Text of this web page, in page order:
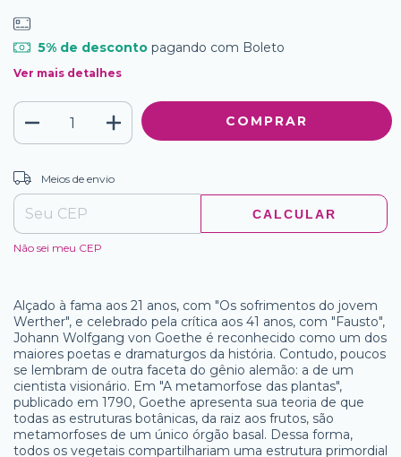
5% de descontopagando com Boleto
Ver mais detalhes
Entregas para o CEP:
Meios de envio
CALCULAR
Não sei meu CEP
Alçado à fama aos 21 anos, com "Os sofrimentos do jovem
Werther", e celebrado pela crítica aos 41 anos, com "Fausto",
Johann Wolfgang von Goethe é reconhecido como um dos
maiores poetas e dramaturgos da história. Contudo, poucos
se lembram de outra faceta do gênio alemão: a de um
cientista visionário. Em "A metamorfose das plantas",
publicado em 1790, Goethe apresenta sua teoria de que
todas as estruturas botânicas, da raiz aos frutos, são
metamorfoses de um único órgão basal. Dessa forma,
todos os vegetais compartilhariam uma estrutura primordial